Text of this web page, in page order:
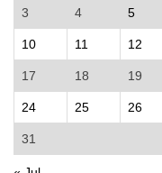
3 4 5
10 11 12
17 18 19
24 25 26
31